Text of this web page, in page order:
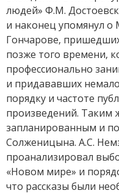
людей» Ф.М.
и наконец упомянул
Гончарове,
позже того времени,
профессионально
и придававших
порядку и частоте
произведений. Таким
запланированным и
Солженицына. А.С.
проанализировал
«Новом мире» и
что рассказы были